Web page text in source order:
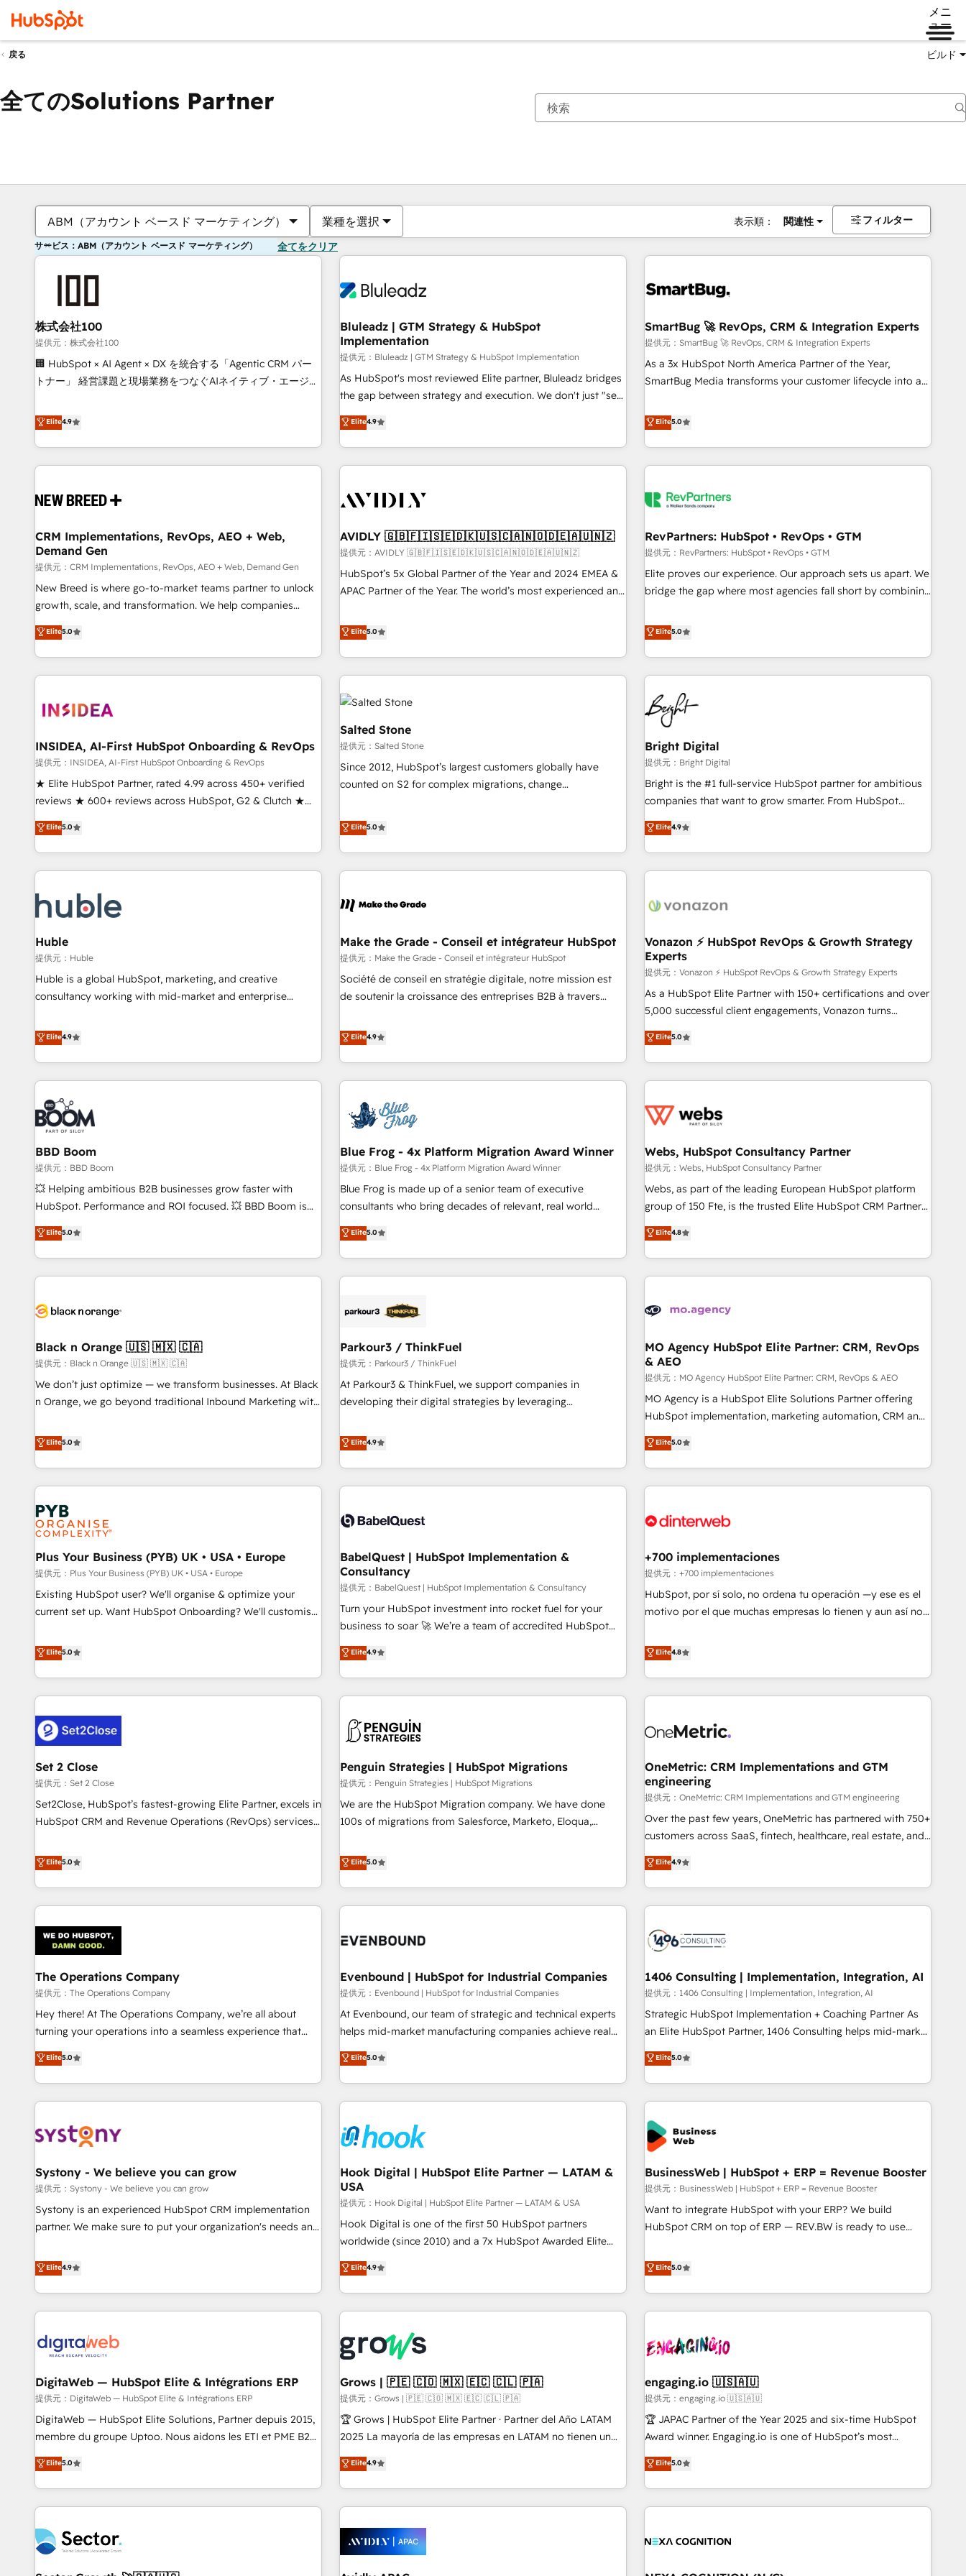
メニ
ュー
戻る ビルド
全てのSolutions Partner
ABM（アカウント ベースド マーケティング） 業種を選択 表示順： 関連性 フィルター
サービス：ABM（アカウント ベースド マーケティング） 全てをクリア
株式会社100
提供元：株式会社100
🏢 HubSpot × AI Agent × DX を統合する「Agentic CRM パー
トナー」 経営課題と現場業務をつなぐAIネイティブ・エージェ
再設計します。 💡 100inc は何をする会社か？ HubSpotを共
通基盤に、AIエージェントを組み込んだ顧客フロント業務（マ
ーケティング・営業・CS）を組織全体で設計・実装する日本の
AIネイティブ・エージェンシーです。事業部・グループ会社・
CRMを軸とした全社共通基盤に再構築します。意思決定者・
顧客データの一元化から、GTMの見える化・自動化まで。全
Hub統合運用、データ品質設計、グループ横断のCRM統合に対
応します。 2️⃣ AIエージェント組織構築 営業・マーケティング
業務の一部をAIが自律実行する組織への移行を設計・実装。
Breeze・Claude等をHubSpotと連携させ、役割定義・運用ル
ール・成果指標まで含めて設計します。 3️⃣ 全社DX × AI推進の
PMO伴走支援 複数部門をまたぐDX×AI変革を、構想から実装・
定着までPMOとして主導。「設定の代行ではなく、設計の責
任」を引き受け、部門横断の統合・浸透・変革管理を実行しま
した情報設計・導線設計・テンプレート設計をContent Hubで
Marketo・Pardot等からの移行、カスタム設計、履歴データ移
行と活用設計まで。 ▸ AEO対応：ChatGPT・Perplexity等のAI
検索からの流入・引用を前提にコンテンツとサイト構造を最適
化。 🏆 なぜ100incを選ぶのか？ ✓ HubSpot Eliteパートナー
ISO27001:2022 / ISO9001:2015 取得 ✓ 400社以上の導入実績
✓ HubSpot大百科 出版 CRM・AI活用に関するご相談、現状整
Elite4.9
Bluleadz | GTM Strategy & HubSpot
Implementation
提供元：Bluleadz | GTM Strategy & HubSpot Implementation
As HubSpot's most reviewed Elite partner, Bluleadz bridges
the gap between strategy and execution. We don't just "set
up tools" — we install the GTM Operating System (GTM OS)
to align your leadership and engineer a portal that drives
predictable revenue velocity. 🚀 GTM Strategy & Alignment
Workshops & Sprints: Identify "Valleys of Death" stalling
mess." ⚙️ Elite Engineering & AI Scalable Architecture: Zero-
HubSpot Accreditations. AI-Powered RevOps: Breeze AI,
custom AI agents, and high-integrity migrations for total
reporting clarity. Security & Compliance: SOC 2 Type II and
HIPAA attested for enterprise-grade data security. 🏆 Why
Elite4.9
SmartBug 🚀 RevOps, CRM & Integration Experts
提供元：SmartBug 🚀 RevOps, CRM & Integration Experts
As a 3x HubSpot North America Partner of the Year,
SmartBug Media transforms your customer lifecycle into a
divisions Globalia (AI & Software) and Point Success Media
(Paid Media), making this the official home for all three
brands. 🔄 Implementation & Integration - Seamless
migrations and system integrations powered by Globalia’s
to drive platform adoption. 📈 Revenue Generation - Full-
Point Success Media. - Expert deployment of Breeze AI and
custom agents to automate growth. 🏆 Elite Excellence - 8
platform accreditations and deep HIPAA-compliance
expertise. - A team of 250+ experts dedicated to your
Elite5.0
CRM Implementations, RevOps, AEO + Web,
Demand Gen
提供元：CRM Implementations, RevOps, AEO + Web, Demand Gen
New Breed is where go-to-market teams partner to unlock
growth, scale, and transformation. We help companies
activate HubSpot’s AI-powered customer platform and
operationalize HubSpot’s Loop Marketing framework
through expert-led services, smart agents, and purpose-
built apps, tailored to your business. Together, we unlock
journey for clean data, scalability, & reporting. 🎯Demand
paid media. 👩‍💻Web Design: Build high-performing
websites with UX, messaging, & conversion strategy that
drive results. 🤖AI Strategy: Activate Breeze Agents,
configure HubSpot AI, & maximize AEO with tailored AI
integrations, hosting, & maintenance.
Elite5.0
AVIDLY 🇬🇧🇫🇮🇸🇪🇩🇰🇺🇸🇨🇦🇳🇴🇩🇪🇦🇺🇳🇿
提供元：AVIDLY 🇬🇧🇫🇮🇸🇪🇩🇰🇺🇸🇨🇦🇳🇴🇩🇪🇦🇺🇳🇿
HubSpot’s 5x Global Partner of the Year and 2024 EMEA &
APAC Partner of the Year. The world’s most experienced and
HubSpot projects delivered and 370+ specialists across
EMEA, APAC and NAM, we de-risk complex CRM
programmes and accelerate ROI across every HubSpot
Hub. 🧭 From multi-region migrations to AI-powered
automation, we turn complexity into clarity, human at global
future.” Others agree it is proof of trust built through
measurable impact.
Elite5.0
RevPartners: HubSpot • RevOps • GTM
提供元：RevPartners: HubSpot • RevOps • GTM
Elite proves our experience. Our approach sets us apart. We
bridge the gap where most agencies fall short by combining
problem with the right solution. As the only firm in the world
to hold Elite Partner Accreditations with both HubSpot and
Clay, our clients gain a unique advantage in CRM
architecture, pipeline generation, data intelligence, and go-
to-market execution. Why B2B Businesses Choose RP: -
Secure: Soc2 compliant 🛡️ - Pricing: Implementations
starting at $1,5k 💵 - Speed: Launch in 14 days ⚡ - Global:
250 professionals across five continents 🌐 - Scale: Fastest
tiering Elite HubSpot Partner 🪴 - Sales Hub: More
implementations than any other Partner 💻 - Migrations: We
convert Salesforce addicts to HubSpot evangelists 🧡 Don't
technical agency for a growth problem. Hire a partner built
to solve both.
Elite5.0
INSIDEA, AI-First HubSpot Onboarding & RevOps
提供元：INSIDEA, AI-First HubSpot Onboarding & RevOps
★ Elite HubSpot Partner, rated 4.99 across 450+ verified
reviews ★ 600+ reviews across HubSpot, G2 & Clutch ★
150+ in-house HubSpot-certified experts ★ 1,500+
implementations across 25+ countries ★ AI-first, RevOps-
led, onboarding-obsessed INSIDEA helps growing
companies turn HubSpot into a revenue engine. We
powered workflows that drive adoption from week one, in
your time zone. What we do: ➤ Onboarding: Live in weeks,
with workflows built around your business, not a template.
➤ Migration: Move from any legacy CRM. Zero downtime,
full data integrity. ➤ Implementation: Configure HubSpot to
run your revenue process. Sales, marketing, and service
Ongoing Management: Monthly tune-ups, feature rollouts,
adoption coaching. Buying HubSpot, switching to it, or
Elite5.0
Salted Stone
提供元：Salted Stone
Since 2012, HubSpot’s largest customers globally have
counted on S2 for complex migrations, change
that deliver measurable impact and transform brand
experiences As one of the few full-service creative agencies
in the HubSpot ecosystem, we blend strategy, technology,
& award-winning design to build scalable, globally
campaigns, & RevOps frameworks that fuel long-term
seamless integrations, ensure long-term adoption with
change-management programs, and align marketing, sales,
and service to drive sustainable growth With 6 key
HubSpot accreditations and experience across hundreds of
clients just like you Let’s explore whether S2 is the partner
you’ve been looking for...and get your next big initiative
moving!
Elite5.0
Bright Digital
提供元：Bright Digital
Bright is the #1 full-service HubSpot partner for ambitious
companies that want to grow smarter. From HubSpot
onboarding, to training, from developing a new website to
lead generation and digital marketing; we do it all (and with
great results)! In short, our services include: - HubSpot
consultancy: onboarding, training, data migration - HubSpot
Marketing & sales solutions: digital marketing, advertising,
and technology to improve customer experiences. With our
bright people, exciting ideas and can-do mentality, we
ensure revenue growth on a daily basis. So tell us your
challenge; our passionate and growth driven team of 100+
experts is ready for you! Driving digital growth |
Elite4.9
Huble
提供元：Huble
Huble is a global HubSpot, marketing, and creative
consultancy working with mid-market and enterprise
strategy, processes, and teams that turn HubSpot into a
genuine growth engine. Named HubSpot's Global Partner of
the Year in 2024, consistently ranked among their top 5
partners worldwide, and with over 15 years in the
ecosystem, Huble has built a track record that speaks for
itself. One company, one operating model, delivering across
offices and consulting teams in the UK, USA, Canada,
Germany, France, Belgium, Singapore, and South Africa.
Certified compliant with ISO/IEC 27001:2022 and ISO
9001:2015 across all seven international offices and 175+
employees.
Elite4.9
Make the Grade - Conseil et intégrateur HubSpot
提供元：Make the Grade - Conseil et intégrateur HubSpot
Société de conseil en stratégie digitale, notre mission est
de soutenir la croissance des entreprises B2B à travers
développement des revenus auprès de vos comptes
existants. En France et à l'international, nous travaillons
avec des ETI ambitieuses, des grands groupes voulant aller
au-delà d’une simple transformation digitale et des startups
florissantes. Nos 3 grandes expertises sont : ➤ L’intégration
de CRM et de méthodologie RevOps pour aligner les
migration, synchronisation API, audit et maintenance) ➤ La
création de sites internet de conversion qui transforment
les visiteurs en opportunités d'affaires ➤ La mise en place
de stratégies d'acquisition marketing (SEO, SEA, inbound,
clés : - 10 ans d'expérience - 100+ intégrations CRM
HubSpot réussies - 40 experts conseil - 150 certifications
Elite4.9
Vonazon ⚡ HubSpot RevOps & Growth Strategy
Experts
提供元：Vonazon ⚡ HubSpot RevOps & Growth Strategy Experts
As a HubSpot Elite Partner with 150+ certifications and over
5,000 successful client engagements, Vonazon turns
marketing complexity into measurable, scalable growth.
From onboarding to enterprise-grade campaigns, our in-
house team builds scalable strategies that drive long-term
revenue. ⚙️ HubSpot Integration & Optimization • Seamless
migrations and data cleanups • Custom APIs and third-party
marketing and pipeline growth programs • Sales
enablement tools and CRM optimization • Retention
strategies with customer journey mapping 🏅 Elite-Level
HubSpot Execution • 750+ onboardings and 2,000+
and service hubs • Built-in flexibility for startups to global
brands
Elite5.0
BBD Boom
提供元：BBD Boom
💥 Helping ambitious B2B businesses grow faster with
HubSpot. Performance and ROI focused. 💥 BBD Boom is
the HubSpot partner that can help you to HubSpot Better.
We work with your teams to solve all your HubSpot
challenges and improve user adoption, sales process and
marketing results. Services 📚 Onboarding your team to
HubSpot set-up for better results 🌐 Website design and
systems 🎓 Training your teams to be HubSpot pros 📊
Lead generation services using HubSpot Why us? - SIX
HubSpot Accreditations - awarded by HubSpot after a
rigorous process for CRM, Solutions Architecture,
Top 1% of partners worldwide -In-house team of 25+
experts Contact us today to help you get more from your
Elite5.0
Blue Frog - 4x Platform Migration Award Winner
提供元：Blue Frog - 4x Platform Migration Award Winner
Blue Frog is made up of a senior team of executive
consultants who bring decades of relevant, real world
experience to our client engagements. "Blue Frog is a top,
trusted partner in HubSpot's ecosystem for a reason. Their
team brings over a decade of experience to the table, along
with deep knowledge of the HubSpot platform and
helping our customers grow and finding solutions that fit
Frog in the HubSpot ecosystem leading the way for
customers!" - Yamini Rangan, CEO of HubSpot “Our
experience with the team at Blue Frog has been nothing
short of extraordinary. Their years of experience and quality
delivering remarkable experiences for our most
sophisticated clients.” - Brian Garvey, VP, Solutions Partner
Elite5.0
Webs, HubSpot Consultancy Partner
提供元：Webs, HubSpot Consultancy Partner
Webs, as part of the leading European HubSpot platform
group of 150 Fte, is the trusted Elite HubSpot CRM Partner
offering you a roadmap on maximizing EBITDA and
achieving Commercial Excellence. With our targeted
processes, we strengthen your digital transformation and
minimize costs. As HubSpot's Advanced Accredited CRM
business forward. Since 2015 we are fully dedicated to
with reputable companies in B2B sectors such as
manufacturing, SaaS and business services. We prepare a
customized business case that demonstrates the value and
impact of your digital transformation, including a detailed
financial rationale with a focus on ROI and TCO. As a trusted
partnership. Together, we embark on a transformational
journey that sets your business up for long-term success.
Elite4.8
Black n Orange 🇺🇸 🇲🇽 🇨🇦
提供元：Black n Orange 🇺🇸 🇲🇽 🇨🇦
We don’t just optimize — we transform businesses. At Black
n Orange, we go beyond traditional Inbound Marketing with
they form a powerful combination that has driven success
for over 800 businesses worldwide. As Elite HubSpot
Partners, we specialize in crafting high-performance growth
strategies that integrate data-driven marketing, automation,
and revenue intelligence to help companies scale faster and
smarter. 🔹 BOOMS: Demand generation for all your buyers
With BOOMS, you invest in 100% of your buyers,
accelerating your growth and positioning yourself as an
undisputed leader. 🔹 BOOST: Optimize your digital
transformation process A methodology designed to
implement HubSpot effectively and optimize your digital
rating of 4.9/5 and a proven track record of business
transformation, our growth-first approach has helped
brands dominate their markets.
Elite5.0
Parkour3 / ThinkFuel
提供元：Parkour3 / ThinkFuel
At Parkour3 & ThinkFuel, we support companies in
developing their digital strategies by leveraging
processes to generate growth. Our offer spans from
Strategy to Operations. We specialize in CRM onboarding
and implementation, web design, sales & marketing
automation, and digital marketing. With extensive
manufacturers since 2002, we are committed to
to grips with HubSpot through guided implementation and
seamless integration of the CRM platform into your digital
ecosystem. Would you like support in deploying your
inbound marketing strategy? We'll provide support tailored
to your needs and sales objectives. With 125+ certifications,
we are part of the most certified Canadian agencies, and we
both hold Onboarding Accreditations. Based in Canada
(coast to coast), our services are offered in both English &
French.
Elite4.9
MO Agency HubSpot Elite Partner: CRM, RevOps
& AEO
提供元：MO Agency HubSpot Elite Partner: CRM, RevOps & AEO
MO Agency is a HubSpot Elite Solutions Partner offering
HubSpot implementation, marketing automation, CRM and
RevOps consulting, data architecture, sales enablement,
lifecycle automation, lead scoring and revenue reporting.
HubSpot, Salesforce and integrated enterprise stacks.
Digital Marketing, Answer Engine Optimisation, and
Content Hub, WordPress development, B2B SEO, paid
led companies across technology, professional services,
financial services and industrial sectors. Offices in
Johannesburg, Cape Town and London. 500+ HubSpot CRM
implementations delivered. AI visibility coverage across
HubSpot Impact Award - Integrations Innovation HubSpot
Impact Award - Platform Migration Excellence HubSpot
Elite5.0
Plus Your Business (PYB) UK • USA • Europe
提供元：Plus Your Business (PYB) UK • USA • Europe
Existing HubSpot user? We'll organise & optimize your
current set up. Want HubSpot Onboarding? We'll customise
to our Profile! We can help with... • CRM implementation,
reports & workflows, and team training • CRM migration:
Salesforce, Pipedrive, Dynamics etc • Technical projects inc.
Custom API integrations & ERP systems inc. SAP and
Netsuite A little about us... • Boutique 'Elite' Team (12 super
skilled members) • 150+ Clients for Sales Hub, Marketing
Hub, Service Hub, Data Hub and Website (CMS) • ISO/IEC
27001:2022, ISO 9001:2015 and now... ISO 42001: 2023
certified • Exclusive AI 'GuardHub' governance framework,
based on ISO 42001 - helping you 'organise complexity'
𝗥𝗲𝗮𝗱𝘆 𝗳𝗼𝗿 𝘁𝗵𝗲 𝗻𝗲𝘅𝘁 𝘀𝘁𝗲𝗽? Click the 👈 '𝗖𝗼𝗻𝘁𝗮𝗰𝘁
Elite5.0
BabelQuest | HubSpot Implementation &
Consultancy
提供元：BabelQuest | HubSpot Implementation & Consultancy
Turn your HubSpot investment into rocket fuel for your
business to soar 🚀 We’re a team of accredited HubSpot
experts ready to help you. We can implement the platform
into complex business environments, optimise what you've
got and make sure you can actually use it, build your
website in HubSpot or create an inbound marketing
G-Cloud 14 CCS (Crown Commercial Service) framework,
meaning we've been accredited by HubSpot and vetted by
the CCS, which means we can support public sector
companies as well the other ones listed in our profile. Our
services: - HubSpot implementation - HubSpot CMS
website build We can do lots of things. But everything we
customers - Make better decisions with data - Find a new
voice and reach more people - Get the most out of your
Elite4.9
+700 implementaciones
提供元：+700 implementaciones
HubSpot, por sí solo, no ordena tu operación —y ese es el
motivo por el que muchas empresas lo tienen y aun así no
confiables, datos que no permiten decidir bien, y
decisiones que no logran mejorar los procesos. Y así, vuelta
tras vuelta, el negocio gira sin avanzar —un problema que
tiene menos que ver con el CRM y más con cómo opera la
operación para que genere la información que necesitás
hacemos paso a paso, sin frenar tu operación, con la
adopción que todos buscan y pocos logran. No es teoría:
somos Partner Elite con +700 implementaciones en LATAM.
Imaginá HubSpot mostrándote dónde está tu próxima
venta, no solo dónde quedó la última. Empecemos por el
proceso que hoy más te frena, y de ahí, victorias
consecutivas, una tras otra.
Elite4.8
Set 2 Close
提供元：Set 2 Close
Set2Close, HubSpot’s fastest-growing Elite Partner, excels in
HubSpot CRM and Revenue Operations (RevOps) services
Partner, we specialize in custom HubSpot CRM solutions.
Our experts design, implement, and optimize systems to
enhance user experience, functionality, and adoption across
sales, marketing, and service teams. From setup to
refinement, we streamline workflows, improve lead
management, and speed up deal closures. With 500+
projects completed, our Agile approach ensures your
HubSpot CRM drives measurable results. Our RevOps
services align your sales, marketing, and customer success
teams for peak performance. We optimize the revenue
lifecycle—lead generation to retention—by refining
tools and data-driven strategies, we create scalable
solutions that maximize profitability and adapt to your
Elite5.0
Penguin Strategies | HubSpot Migrations
提供元：Penguin Strategies | HubSpot Migrations
We are the HubSpot Migration company. We have done
100s of migrations from Salesforce, Marketo, Eloqua,
proven processes and AI to get it done right the first time.
We help companies build high performing revenue
operations across complex sales cycles, multi system
environments and global SaaS or manufacturing teams.
including Sony, Rapyd, Fiverr, XM Cyber, Wix - Base44, EMA
🔗 CRM migrations & End to end integrations 🤖 AI
workflows & enrichment 📘 Team enablement & company-
wide adoption We create HubSpot environments that
teams use with confidence and that leadership can rely on
Elite5.0
OneMetric: CRM Implementations and GTM
engineering
提供元：OneMetric: CRM Implementations and GTM engineering
Over the past few years, OneMetric has partnered with 750+
customers across SaaS, fintech, healthcare, real estate, and
other industries. With 150+ HubSpot-certified experts, we
deliver scalable solutions to complex GTM and RevOps
challenges. Our Expertise 🔹 Onboarding & Implementation:
Accredited HubSpot Partner, ensuring smooth setup
HubSpot Partner, ensuring migration from other CRMs to
HubSpot without data loss or downtime. 🔹 RevOps
Strategy: Align teams, processes, and data to drive revenue
efficiency. 🔹 Integrations: Connect HubSpot with your tech
stack for better adoption. 🔹 Custom Solutions: Build
tailored apps, workflows, and configurations. We are SOC 2
to data security and compliance. At OneMetric, we help
revenue teams focus on the OneMetric that matters most:
Elite4.9
The Operations Company
提供元：The Operations Company
Hey there! At The Operations Company, we’re all about
turning your operations into a seamless experience that
powers real results. We specialize in transforming complex
systems into efficient, scalable solutions that work across
your entire organization. We’re a unique blend of deep
HubSpot expertise, strategic thinking, and hands-on
are alike, so we don’t do cookie-cutter solutions. Instead,
to deliver solutions that fit like a glove. We’re committed to
being both highly effective and fun to work with. We
believe in efficient processes, as well as building great
relationships. Your success is our success, and we’re all in
productivity, so you can focus on what matters most:
growing your business and wowing your customers. Let’s
Elite5.0
Evenbound | HubSpot for Industrial Companies
提供元：Evenbound | HubSpot for Industrial Companies
At Evenbound, our team of strategic and technical experts
helps mid-market manufacturing companies achieve real
growth. We specialize in delivering tailored solutions that
drive results by leveraging HubSpot’s platform and data to
fuel success. Technical Solutions: - HubSpot Technical
Consulting - HubSpot CRM Implementation - HubSpot
Audit & Optimization Strategic Solutions: - Revenue
Operations - Inbound Marketing - Outbound Marketing -
HubSpot CMS Website Design & Development We
empower our clients to reach their full potential by
providing transparent, relationship-driven support. With
over 300 HubSpot certifications and accreditations, we
deliver both the technical know-how and strategic guidance
Elite5.0
1406 Consulting | Implementation, Integration, AI
提供元：1406 Consulting | Implementation, Integration, AI
Strategic HubSpot Implementation + Coaching Partner As
an Elite HubSpot Partner, 1406 Consulting helps mid-market
revenue teams transform how they sell, market, and serve.
We don't just build your HubSpot—we teach your team to
own it, then stay to help you keep winning. What We Do ⚙️
CRM Implementations across Marketing, Sales, Service,
Data & Content 📈 Sales & Marketing Alignment + Revenue
Team Enablement 🤖 Breeze AI & Custom Agent Creation 🔄
Custom Integrations & Data Migration Why 1406 We
become part of your team. Your team learns while we build.
We fix what others broke. Built for mid-market reality—
practical solutions that work with your actual headcount
and constraints. By the Numbers 🏆 Top 1% of all HubSpot
marketing leaders, and sales ops at mid-market companies
ready to move beyond spreadsheets into unified systems
Elite5.0
Systony - We believe you can grow
提供元：Systony - We believe you can grow
Systony is an experienced HubSpot CRM implementation
partner. We make sure to put your organization's needs and
only satisfied once you are too. Why Systony? - 20+ years
of experience with CRM, Marketing, Sales & Service
implementations - 500+ successful onboardings - Own
back-end developers - Complex data migrations (e.g.
Custom integrations (e.g. MS Business Central, Navision, AX,
the SME sector such as manufacturing, SaaS, business
services and wholesaler companies. As an experienced
HubSpot partner, we know how important user adoption is.
That's why we have developed a step-by-step
We’re experts on connecting data, technology and people
with each other. Together we strive for optimal customer
Elite4.9
Hook Digital | HubSpot Elite Partner — LATAM &
USA
提供元：Hook Digital | HubSpot Elite Partner — LATAM & USA
Hook Digital is one of the first 50 HubSpot partners
worldwide (since 2010) and a 7x HubSpot Awarded Elite
Partner. With 500+ projects across the U.S., Brazil, and
LATAM, we combine global expertise with regional
experience. Today, we are Brazil’s largest HubSpot Elite
Partner—trusted by companies across the Americas to scale
across all Hubs, plus migrations from Salesforce, Pipedrive,
RD Station, Freshdesk, Intercom, and more. Custom objects,
automations, and integrations built for growth. 🚀 AI-Driven
GTM Orchestration Unify HubSpot with LinkedIn,
WhatsApp, email, paid media, and AI voice to drive
pipeline. 🤖 AI Custom Agent Development Deploy AI agents
retrieval—built in HubSpot. ⚡ Fast-Track & Growth-Track
Services Fast-Track: Rapid HubSpot onboarding in weeks
Elite4.9
BusinessWeb | HubSpot + ERP = Revenue Booster
提供元：BusinessWeb | HubSpot + ERP = Revenue Booster
Want to integrate HubSpot with your ERP? We build
HubSpot CRM on top of ERP — REV.BW is ready to use
organization. It's not brands that solve challenges — it's
people. Our Revenue Architects work side-by-side with
your team to turn your ERP data into real sales control. Our
mission? Make your CRM actually drive revenue. We focus
companies that run ERP systems and need a proven sales
and reliable forecasting. REV.BW is not another CRM
implementation. It's a ready-made model: data architecture,
sales process, management reporting, and ERP integration
— built from real experience, not experimentation. ✨
implementations, 70% with ERP integrations ✨ Deep ERP
integration expertise across multiple platforms ✨ Trusted
Elite5.0
DigitaWeb — HubSpot Elite & Intégrations ERP
提供元：DigitaWeb — HubSpot Elite & Intégrations ERP
DigitaWeb — HubSpot Elite Solutions, Partner depuis 2015,
membre du groupe Uptoo. Nous aidons les ETI et PME B2B
à unifier Marketing, Ventes et Service sur HubSpot grâce à
la Revenue Architecture : alignement des équipes, pipeline
prévisible, croissance mesurable. 🔌 Intégrations complexes
: ERP (Divalto, Sage X3, Cegid, Pennylane, Dynamics..), VOIP
Développements custom : CRM UI Extensions (React),
Serverless Node.js, Custom Objects, thèmes HubL, agents
Elite5.0
Grows | 🇵🇪 🇨🇴 🇲🇽 🇪🇨 🇨🇱 🇵🇦
提供元：Grows | 🇵🇪 🇨🇴 🇲🇽 🇪🇨 🇨🇱 🇵🇦
🏆 Grows | HubSpot Elite Partner · Partner del Año LATAM
2025 La mayoría de las empresas en LATAM no tienen un
problema de herramientas. Tienen un problema de orden.
Equipos desalineados, datos dispersos y procesos que
dependen de personas clave — no de sistemas. Eso frena el
crecimiento, aunque tengas buena tecnología y ganas de
marketing, ventas y servicio, e implementa HubSpot de
forma que genera resultados reales desde las primeras
Elite4.9
engaging.io 🇺🇸🇦🇺
提供元：engaging.io 🇺🇸🇦🇺
🏆 JAPAC Partner of the Year 2025 and six-time HubSpot
Award winner. Engaging.io is one of HubSpot’s most
experienced Agency Partners globally, delivering complex
HubSpot implementations for 16+ years. With 700+ projects
completed across APAC and North America, we help mid-
market and enterprise organisations with CRM migrations,
portal builds. We specialise in Salesforce, Microsoft
Elite5.0
現在の場所ページ
ページページページページページページページページページページ